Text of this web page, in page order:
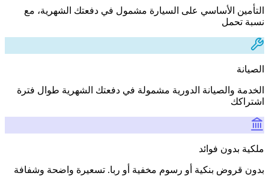
التأمين الأساسي على السيارة مشمول في دفعتك الشهرية، مع
نسبة تحمل
الصيانة
الخدمة والصيانة الدورية مشمولة في دفعتك الشهرية طوال فترة
اشتراكك
ملكية بدون فوائد
بدون قروض بنكية أو رسوم مخفية أو ربا. تسعيرة واضحة وشفافة